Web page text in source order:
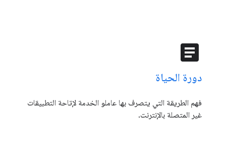
article
دورة الحياة
فهم الطريقة التي يتصرف بها عاملو الخدمة لإتاحة التطبيقات
غير المتصلة بالإنترنت.